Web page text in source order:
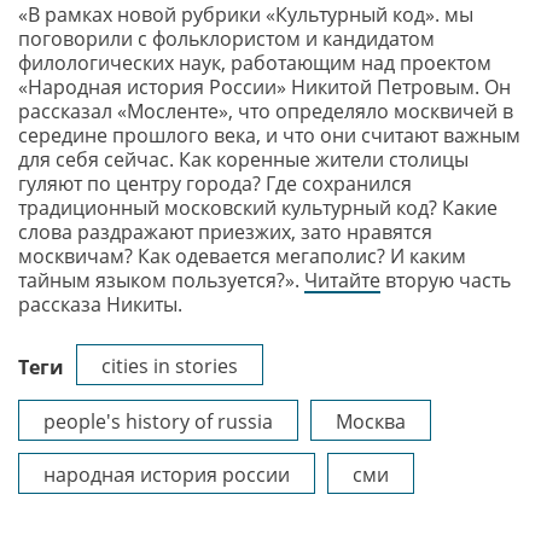
«В рамках новой рубрики «Культурный код». мы
поговорили с фольклористом и кандидатом
филологических наук, работающим над проектом
«Народная история России» Никитой Петровым. Он
рассказал «Мосленте», что определяло москвичей в
середине прошлого века, и что они считают важным
для себя сейчас. Как коренные жители столицы
гуляют по центру города? Где сохранился
традиционный московский культурный код? Какие
слова раздражают приезжих, зато нравятся
москвичам? Как одевается мегаполис? И каким
тайным языком пользуется?». Читайте вторую часть
рассказа Никиты.
Теги cities in stories
people's history of russia
Москва
народная история россии
сми